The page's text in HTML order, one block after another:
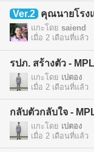
Ver.2 คุณนายโรง
แกะโดย saiend
เมื่อ 2 เดือนที่แล้ว
รปภ. สร้างตัว -
แกะโดย เปตอง
เมื่อ 2 เดือนที่แล้ว
กลับตัวกลับใจ -
แกะโดย เปตอง
เมื่อ 2 เดือนที่แล้ว